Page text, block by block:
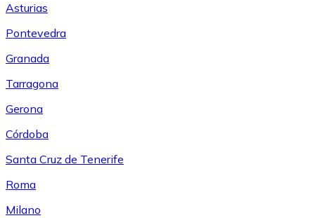
Asturias
Pontevedra
Granada
Tarragona
Gerona
Córdoba
Santa Cruz de Tenerife
Roma
Milano